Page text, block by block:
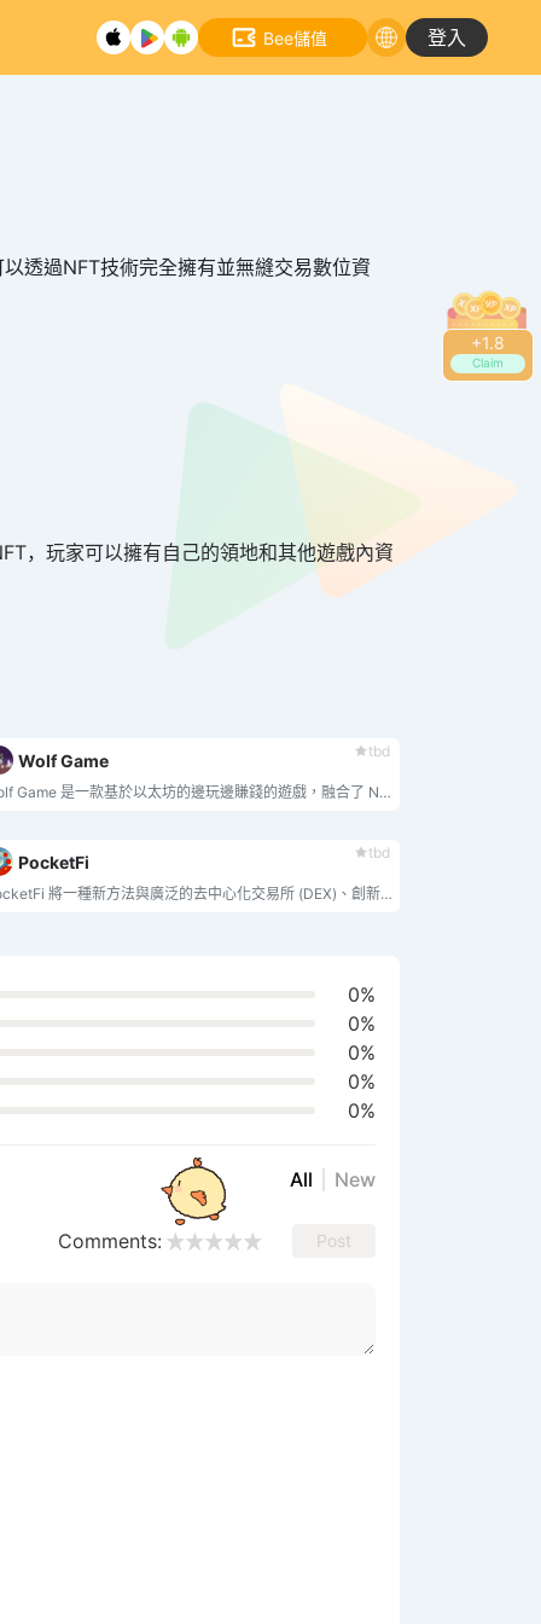
+2.0
Claim
Bee儲值 登入
透過NFT技術完全擁有並無縫交易數位資
，玩家可以擁有自己的領地和其他遊戲內資
tbd
Wolf Game
Wolf Game 是一款基於以太坊的邊玩邊賺錢的遊戲，融合了 NFT 和 DeFi 的機制。玩家的目標是利用數位土地（供應上限為 20,000 塊）來幫助他們獲得對彼此的經濟主導地位。
tbd
PocketFi
PocketFi 將一種新方法與廣泛的去中心化交易所 (DEX)、創新橋結合在一起，並且使用 Telegram 團隊的新工具將所有內容封裝在一個用戶友好的機器人中。
0%
0%
0%
0%
0%
All New
Comments: Post